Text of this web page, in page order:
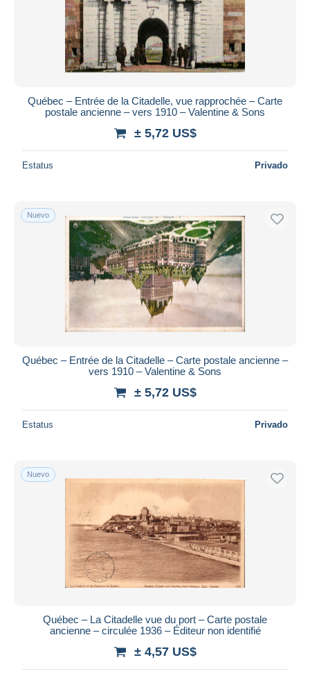
Québec – Entrée de la Citadelle, vue rapprochée – Carte
postale ancienne – vers 1910 – Valentine & Sons
± 5,72 US$
Estatus Privado
Nuevo
Québec – Entrée de la Citadelle – Carte postale ancienne –
vers 1910 – Valentine & Sons
± 5,72 US$
Estatus Privado
Nuevo
Québec – La Citadelle vue du port – Carte postale
ancienne – circulée 1936 – Éditeur non identifié
± 4,57 US$